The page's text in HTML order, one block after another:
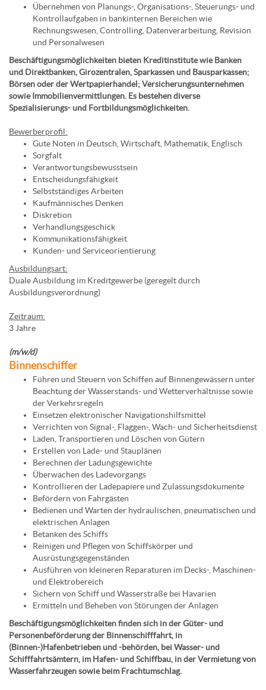
Übernehmen von Planungs-, Organisations-, Steuerungs- und
Kontrollaufgaben in bankinternen Bereichen wie
Rechnungswesen, Controlling, Datenverarbeitung, Revision
und Personalwesen
Beschäftigungsmöglichkeiten bieten Kreditinstitute wie Banken
und Direktbanken, Girozentralen, Sparkassen und Bausparkassen;
Börsen oder der Wertpapierhandel; Versicherungsunternehmen
sowie Immobilienvermittlungen. Es bestehen diverse
Spezialisierungs- und Fortbildungsmöglichkeiten.
Bewerberprofil:
Gute Noten in Deutsch, Wirtschaft, Mathematik, Englisch
Sorgfalt
Verantwortungsbewusstsein
Entscheidungsfähigkeit
Selbstständiges Arbeiten
Kaufmännisches Denken
Diskretion
Verhandlungsgeschick
Kommunikationsfähigkeit
Kunden- und Serviceorientierung
Ausbildungsart:
Duale Ausbildung im Kreditgewerbe (geregelt durch
Ausbildungsverordnung)
Zeitraum:
3 Jahre
(m/w/d)
Binnenschiffer
Führen und Steuern von Schiffen auf Binnengewässern unter
Beachtung der Wasserstands- und Wetterverhältnisse sowie
der Verkehrsregeln
Einsetzen elektronischer Navigationshilfsmittel
Verrichten von Signal-, Flaggen-, Wach- und Sicherheitsdienst
Laden, Transportieren und Löschen von Gütern
Erstellen von Lade- und Stauplänen
Berechnen der Ladungsgewichte
Überwachen des Ladevorgangs
Kontrollieren der Ladepapiere und Zulassungsdokumente
Befördern von Fahrgästen
Bedienen und Warten der hydraulischen, pneumatischen und
elektrischen Anlagen
Betanken des Schiffs
Reinigen und Pflegen von Schiffskörper und
Ausrüstungsgegenständen
Ausführen von kleineren Reparaturen im Decks-, Maschinen-
und Elektrobereich
Sichern von Schiff und Wasserstraße bei Havarien
Ermitteln und Beheben von Störungen der Anlagen
Beschäftigungsmöglichkeiten finden sich in der Güter- und
Personenbeförderung der Binnenschifffahrt, in
(Binnen-)Hafenbetrieben und -behörden, bei Wasser- und
Schifffahrtsämtern, im Hafen- und Schiffbau, in der Vermietung von
Wasserfahrzeugen sowie beim Frachtumschlag.